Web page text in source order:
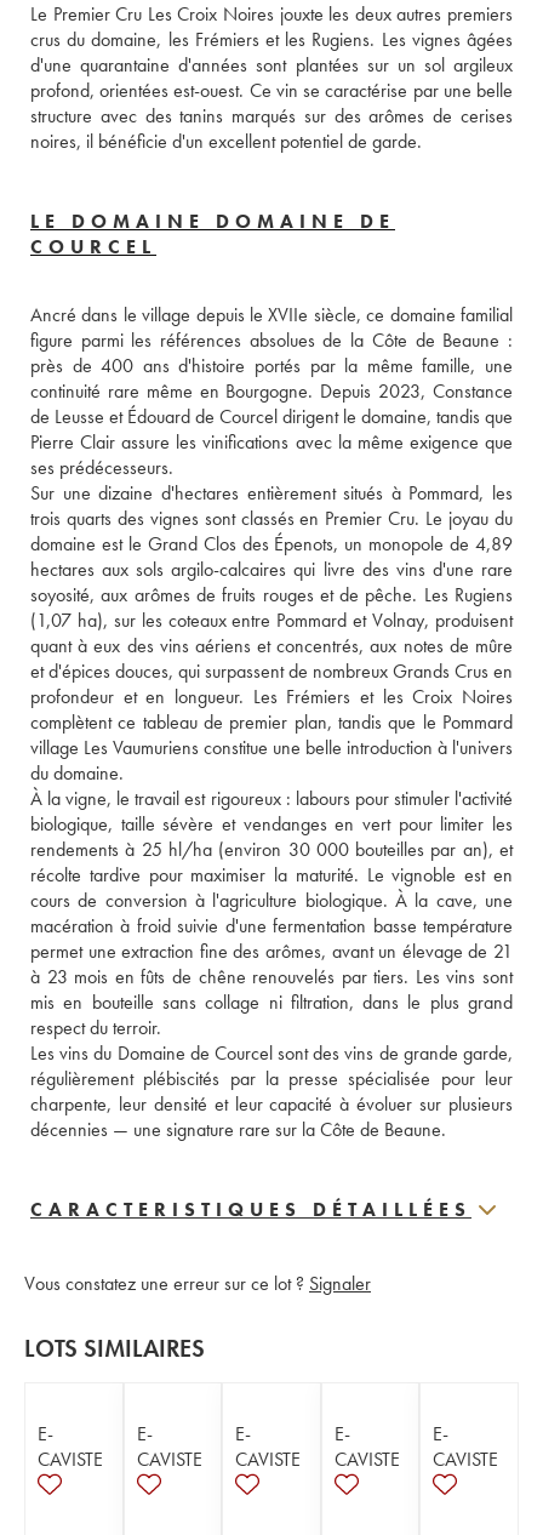
Le Premier Cru Les Croix Noires jouxte les deux autres premiers
crus du domaine, les Frémiers et les Rugiens. Les vignes âgées
d'une quarantaine d'années sont plantées sur un sol argileux
profond, orientées est-ouest. Ce vin se caractérise par une belle
structure avec des tanins marqués sur des arômes de cerises
noires, il bénéficie d'un excellent potentiel de garde.
LE DOMAINE DOMAINE DE
COURCEL
Ancré dans le village depuis le XVIIe siècle, ce domaine familial
figure parmi les références absolues de la Côte de Beaune :
près de 400 ans d'histoire portés par la même famille, une
continuité rare même en Bourgogne. Depuis 2023, Constance
de Leusse et Édouard de Courcel dirigent le domaine, tandis que
Pierre Clair assure les vinifications avec la même exigence que
ses prédécesseurs.
Sur une dizaine d'hectares entièrement situés à Pommard, les
trois quarts des vignes sont classés en Premier Cru. Le joyau du
domaine est le Grand Clos des Épenots, un monopole de 4,89
hectares aux sols argilo-calcaires qui livre des vins d'une rare
soyosité, aux arômes de fruits rouges et de pêche. Les Rugiens
(1,07 ha), sur les coteaux entre Pommard et Volnay, produisent
quant à eux des vins aériens et concentrés, aux notes de mûre
et d'épices douces, qui surpassent de nombreux Grands Crus en
profondeur et en longueur. Les Frémiers et les Croix Noires
complètent ce tableau de premier plan, tandis que le Pommard
village Les Vaumuriens constitue une belle introduction à l'univers
du domaine.
À la vigne, le travail est rigoureux : labours pour stimuler l'activité
biologique, taille sévère et vendanges en vert pour limiter les
rendements à 25 hl/ha (environ 30 000 bouteilles par an), et
récolte tardive pour maximiser la maturité. Le vignoble est en
cours de conversion à l'agriculture biologique. À la cave, une
macération à froid suivie d'une fermentation basse température
permet une extraction fine des arômes, avant un élevage de 21
à 23 mois en fûts de chêne renouvelés par tiers. Les vins sont
mis en bouteille sans collage ni filtration, dans le plus grand
respect du terroir.
Les vins du Domaine de Courcel sont des vins de grande garde,
régulièrement plébiscités par la presse spécialisée pour leur
charpente, leur densité et leur capacité à évoluer sur plusieurs
décennies — une signature rare sur la Côte de Beaune.
CARACTERISTIQUES DÉTAILLÉES
Vous constatez une erreur sur ce lot ? Signaler
LOTS SIMILAIRES
E-
CAVISTE
E-
CAVISTE
E-
CAVISTE
E-
CAVISTE
E-
CAVISTE